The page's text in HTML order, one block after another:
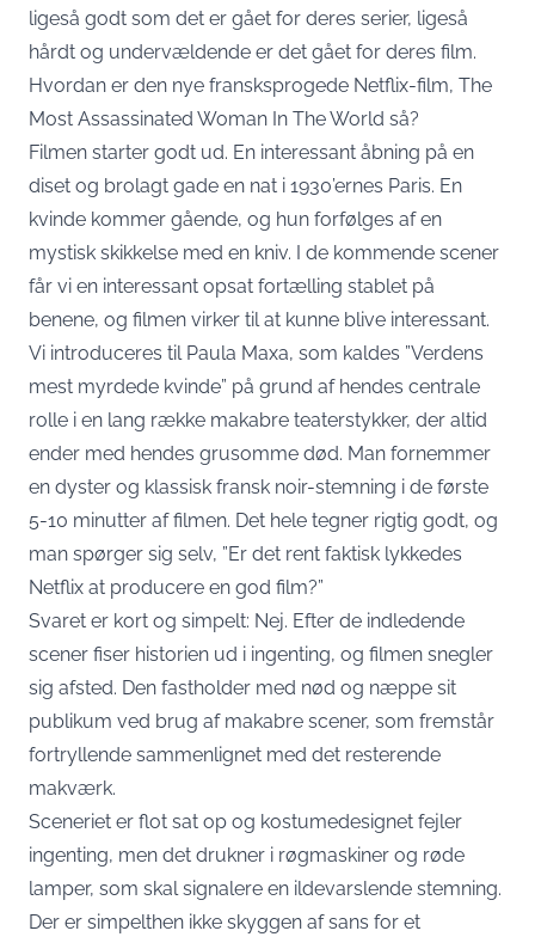
ligeså godt som det er gået for deres serier, ligeså
hårdt og undervældende er det gået for deres film.
Hvordan er den nye fransksprogede Netflix-film, The
Most Assassinated Woman In The World så?
Filmen starter godt ud. En interessant åbning på en
diset og brolagt gade en nat i 1930’ernes Paris. En
kvinde kommer gående, og hun forfølges af en
mystisk skikkelse med en kniv. I de kommende scener
får vi en interessant opsat fortælling stablet på
benene, og filmen virker til at kunne blive interessant.
Vi introduceres til Paula Maxa, som kaldes ”Verdens
mest myrdede kvinde” på grund af hendes centrale
rolle i en lang række makabre teaterstykker, der altid
ender med hendes grusomme død. Man fornemmer
en dyster og klassisk fransk noir-stemning i de første
5-10 minutter af filmen. Det hele tegner rigtig godt, og
man spørger sig selv, ”Er det rent faktisk lykkedes
Netflix at producere en god film?”
Svaret er kort og simpelt: Nej. Efter de indledende
scener fiser historien ud i ingenting, og filmen snegler
sig afsted. Den fastholder med nød og næppe sit
publikum ved brug af makabre scener, som fremstår
fortryllende sammenlignet med det resterende
makværk.
Sceneriet er flot sat op og kostumedesignet fejler
ingenting, men det drukner i røgmaskiner og røde
lamper, som skal signalere en ildevarslende stemning.
Der er simpelthen ikke skyggen af sans for et